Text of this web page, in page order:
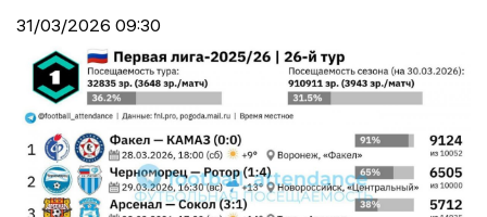
31/03/2026 09:30